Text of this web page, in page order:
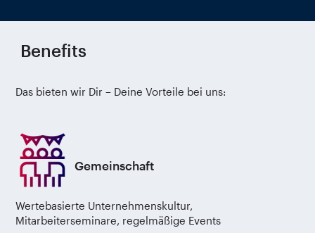
Benefits
Das bieten wir Dir – Deine Vorteile bei uns:
Gemeinschaft
Wertebasierte Unternehmenskultur,
Mitarbeiterseminare, regelmäßige Events